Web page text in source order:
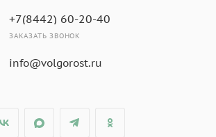
+7(8442) 60-20-40
ЗАКАЗАТЬ ЗВОНОК
info@volgorost.ru